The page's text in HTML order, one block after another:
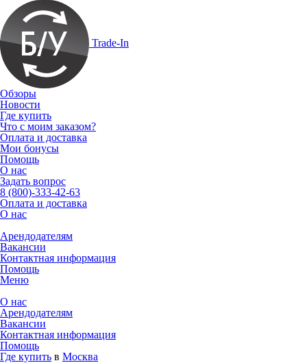
Trade-In
Обзоры
Новости
Где купить
Что с моим заказом?
Оплата и доставка
Мои бонусы
Помощь
О нас
Задать вопрос
8 (800)-333-42-63
Оплата и доставка
О нас
Арендодателям
Вакансии
Контактная информация
Помощь
Меню
О нас
Арендодателям
Вакансии
Контактная информация
Помощь
Где купить в Москва